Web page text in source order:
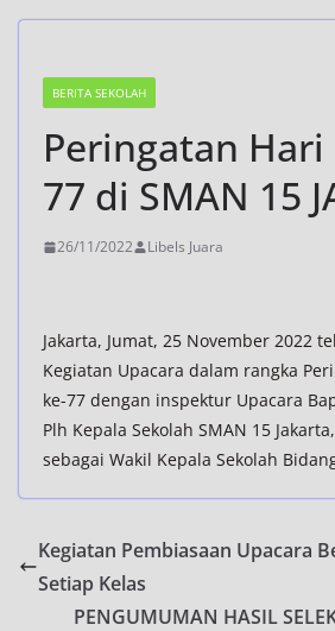
BERITA SEKOLAH
Peringatan
77 di SMAN 15
26/11/2022 Libels Juara
Jakarta, Jumat, 25 November 2022
Kegiatan Upacara dalam rangka
ke-77 dengan inspektur Upacara
Plh Kepala Sekolah SMAN 15
sebagai Wakil Kepala Sekolah
Kegiatan Pembiasaan Upacara
Setiap Kelas
PENGUMUMAN HASIL